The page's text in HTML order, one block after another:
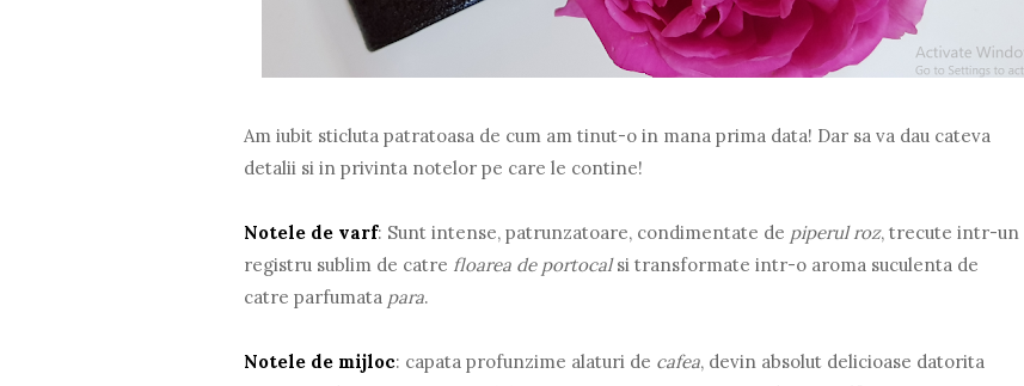
Am iubit sticluta patratoasa de cum am tinut-o in mana prima data! Dar sa va dau cateva
detalii si in privinta notelor pe care le contine!
Notele de varf: Sunt intense, patrunzatoare, condimentate de piperul roz, trecute intr-un
registru sublim de catre floarea de portocalsi transformate intr-o aroma suculenta de
catre parfumata para.
Notele de mijloc: capata profunzime alaturi de cafea, devin absolut delicioase datorita